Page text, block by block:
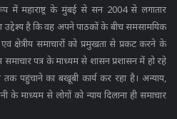
में महाराष्ट्र के मुंबई से सन 2004 से लगातार
उद्देश्य है कि वह अपने पाठकों के बीच समसामयिक
समाचारों को प्रमुखता से प्रकट करने के
पत्र के माध्यम से शासन प्रशासन में हो रहे
पहुंचाने का बखूबी कार्य कर रहा है। अन्याय,
माध्यम से लोगों को न्याय दिलाना ही समाचार